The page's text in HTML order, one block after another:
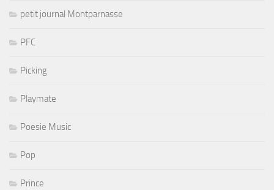
petit journal Montparnasse
PFC
Picking
Playmate
Poesie Music
Pop
Prince